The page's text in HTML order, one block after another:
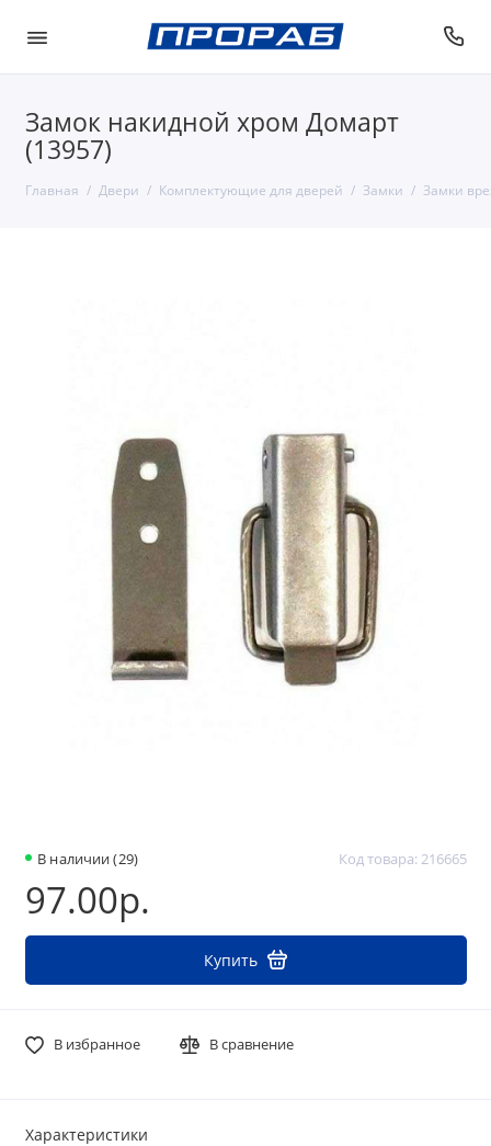
Замок накидной хром Домарт
(13957)
Главная Двери Комплектующие для дверей Замки Замки
В наличии (29) Код товара: 216665
97.00р.
Купить
В избранное В сравнение
Характеристики